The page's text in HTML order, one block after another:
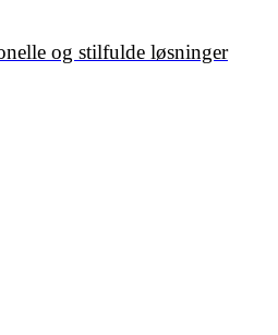
og stilfulde løsninger